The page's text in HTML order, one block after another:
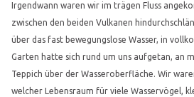
Irgendwann waren wir im trägen Fluss
zwischen den beiden Vulkanen
über das fast bewegungslose Wasser, in
Garten hatte sich rund um uns aufgetan, an
Teppich über der Wasseroberfläche. Wir
welcher Lebensraum für viele Wasservögel,